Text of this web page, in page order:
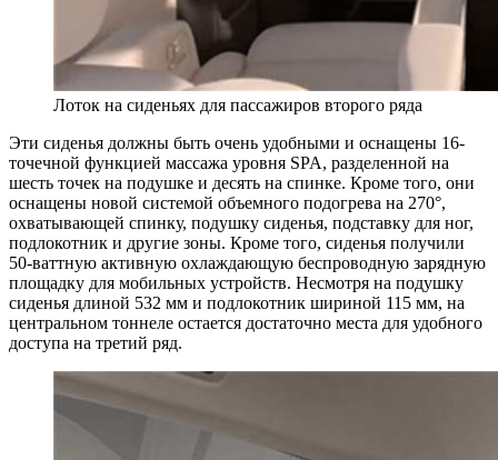
Лоток на сиденьях для пассажиров второго ряда
Эти сиденья должны быть очень удобными и оснащены 16-
точечной функцией массажа уровня SPA, разделенной на
шесть точек на подушке и десять на спинке. Кроме того, они
оснащены новой системой объемного подогрева на 270°,
охватывающей спинку, подушку сиденья, подставку для ног,
подлокотник и другие зоны. Кроме того, сиденья получили
50-ваттную активную охлаждающую беспроводную зарядную
площадку для мобильных устройств. Несмотря на подушку
сиденья длиной 532 мм и подлокотник шириной 115 мм, на
центральном тоннеле остается достаточно места для удобного
доступа на третий ряд.